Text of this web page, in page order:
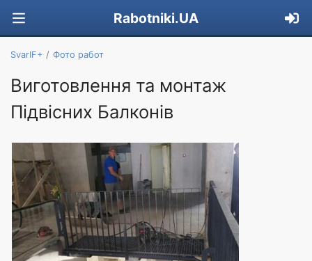
Rabotniki.UA
SvarIF+ Фото работ
Виготовлення та монтаж
Підвісних Балконів